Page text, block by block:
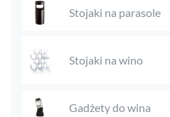
Stojaki na parasole
Stojaki na wino
Gadżety do wina